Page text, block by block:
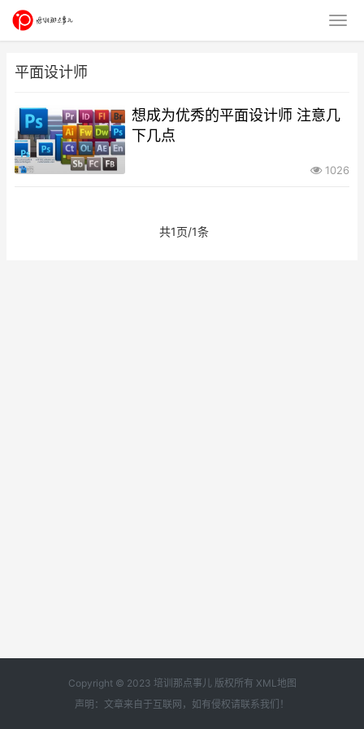
平面设计师
想成为优秀的平面设计师 注意几
下几点
1026
共1页/1条
Copyright © 2023 培训那点事儿 版权所有 XML地图
声明：文章来自于互联网，如有侵权请联系我们 ！